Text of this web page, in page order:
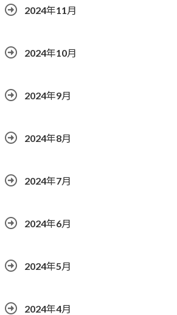
2024年11月
2024年10月
2024年9月
2024年8月
2024年7月
2024年6月
2024年5月
2024年4月